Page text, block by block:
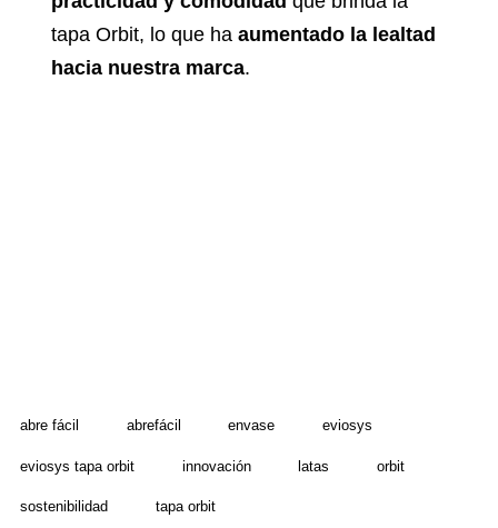
tapa Orbit, lo que haaumentado la lealtad
hacia nuestra marca.
abre fácil abrefácil envase eviosys
eviosys tapa orbit innovación latas orbit
sostenibilidad tapa orbit